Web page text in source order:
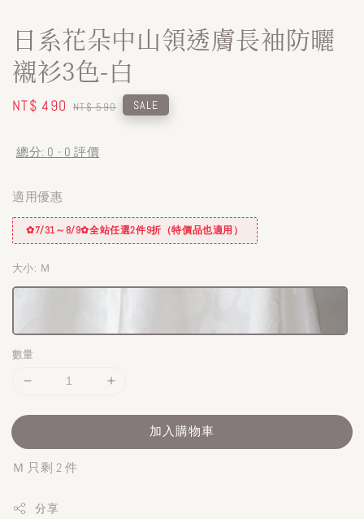
日系花朵中山領透膚長袖防曬
襯衫3色-白
Sale
NT$ 490 Regular
NT$ 590 SALE
總分: 0 - 0 評價
適用優惠
✿7/31～8/9✿全站任選2件9折（特價品也適用）
大小: Ｍ
數量
加入購物車
Ｍ 只剩 2 件
分享